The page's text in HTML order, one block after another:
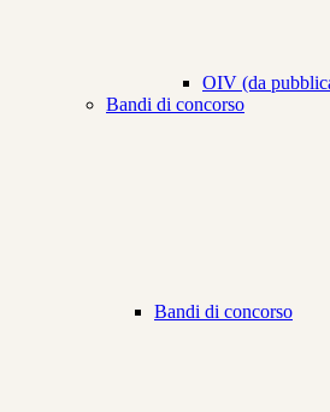
OIV (da
Bandi di concorso
Bandi di concorso